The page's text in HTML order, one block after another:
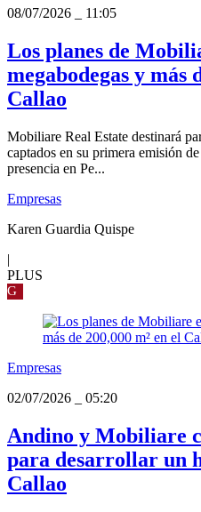
08/07/2026
11:05
Los planes de
megabodegas y más
Callao
Mobiliare Real Estate destinará
captados en su primera emisión
presencia en Pe...
Empresas
Karen Guardia Quispe
|
PLUS
G
Empresas
02/07/2026
05:20
Andino y Mobiliare
para desarrollar un
Callao